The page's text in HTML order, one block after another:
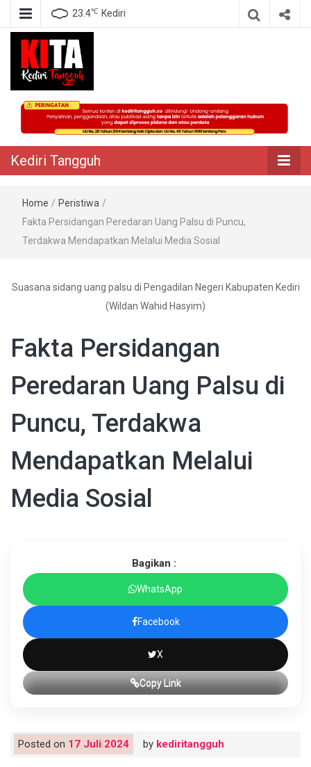
23.4℃ Kediri
Kediri Tangguh
Berita Akurat Terpercaya
Kediri Tangguh
Home / Peristiwa /
Fakta Persidangan Peredaran Uang Palsu di Puncu,
Terdakwa Mendapatkan Melalui Media Sosial
Suasana sidang uang palsu di Pengadilan Negeri Kabupaten Kediri
(Wildan Wahid Hasyim)
Fakta Persidangan
Peredaran Uang Palsu di
Puncu, Terdakwa
Mendapatkan Melalui
Media Sosial
Bagikan :
WhatsApp
Facebook
X
Copy Link
Posted on 17 Juli 2024 by kediritangguh